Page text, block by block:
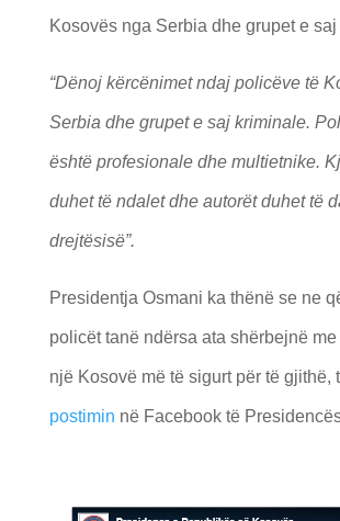
Kosovës nga Serbia dhe grupet e
“Dënoj kërcënimet ndaj policëve të
Serbia dhe grupet e saj kriminale.
është profesionale dhe multietnike.
duhet të ndalet dhe autorët duhet të
drejtësisë”.
Presidentja Osmani ka thënë se ne
policët tanë ndërsa ata shërbejnë
një Kosovë më të sigurt për të gjithë,
postimin në Facebook të